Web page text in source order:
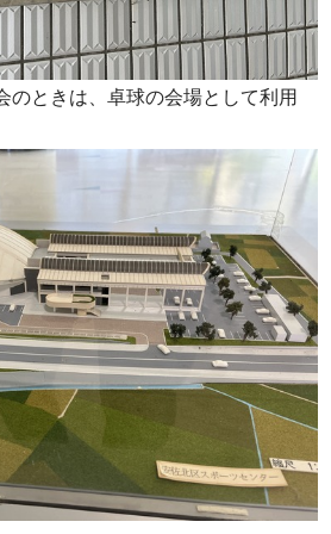
のときは、卓球の会場として利用